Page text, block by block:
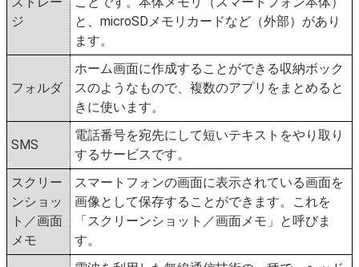
ジ
と、microSDメモリカードなど（外部）があり
ます。
フォルダ
ホーム画面に作成することができる収納ボック
スのようなもので、複数のアプリをまとめると
きに使います。
SMS
電話番号を宛先にして短いテキストをやり取り
するサービスです。
スクリー
ンショッ
ト／画面
メモ
スマートフォンの画面に表示されている画面を
画像として保存することができます。これを
「スクリーンショット／画面メモ」と呼びま
す。